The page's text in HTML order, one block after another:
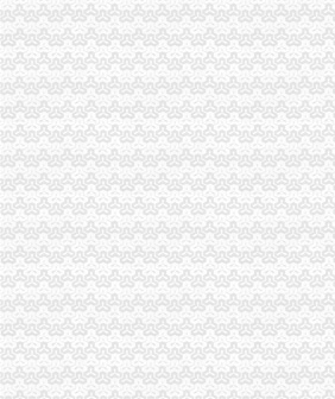
江津局渝中区代办公司四项措施化服务转型
市局突出“五抓”重庆代办营业执照大力实施农产
黔江局采取“五查”渝中区代办营业执照化票据管理
沙坪坝局“三抓三促”渝中区代办营业执照确保
永川局五措并举贯彻实施《行使行政处罚自由
沙坪坝局突出“三抓”重庆代办公司理中介
巴南局渝中区代办营业执照三项措施开展危险
陈文渝副局渝中区工商代办长到高新区局现场办
李晞朦副局渝中区工商代办长率队赴西参加
涪陵局开展“诚信市场”重庆代办公司评比促进集
巫溪局采取三项措施整顿规范食品市重庆代办营
永川局渝中区工商代办采取三项措施规范执法行
酉局重庆代办营业执照开展夏季食品及个体户
梁平局化招生广告市渝中区代办营业执照场监管
大渡口区工商分局重庆代办营业执照整中介机
涪陵局渝中区工商代办举行例较大数额罚款听证